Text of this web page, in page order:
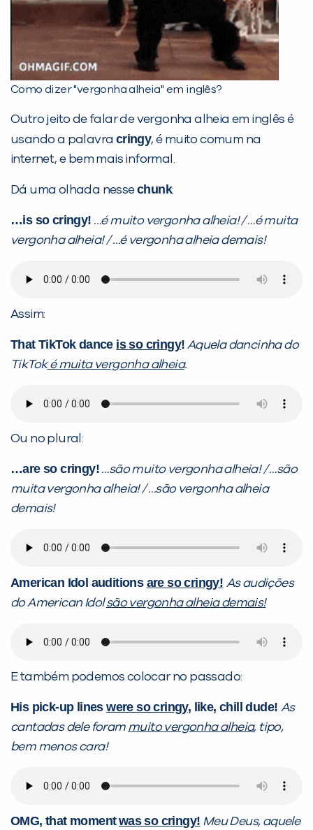
Como dizer "vergonha alheia" em inglês?
Outro jeito de falar de vergonha alheia em inglês é
usando a palavra cringy, é muito comum na
internet, e bem mais informal.
Dá uma olhada nessechunk:
…is so cringy! …é muito vergonha alheia! / …é muita
vergonha alheia! / …é vergonha alheia demais!
Assim:
That TikTok dance isso cringy! Aquela dancinha do
TikTokémuita vergonha alheia.
Ou no plural:
…are so cringy! …são muito vergonha alheia! / …são
muita vergonha alheia! / …são vergonha alheia
demais!
American Idol auditions are so cringy! As audições
do American Idolsão vergonha alheia demais!
E também podemos colocar no passado:
His pick-up lineswereso cringy, like, chill dude! As
cantadas dele foram muito vergonha alheia, tipo,
bem menos cara!
OMG, that momentwassocringy! Meu Deus, aquele